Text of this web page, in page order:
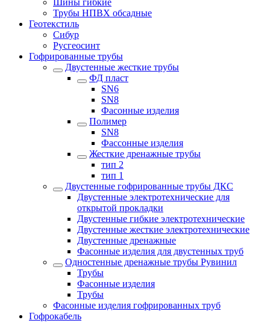
Трубы НПВХ обсадные
Геотекстиль
Сибур
Русгеосинт
Гофрированные трубы
Двустенные жесткие трубы
ФД пласт
SN6
SN8
Фасонные изделия
Полимер
SN8
Фассонные изделия
Жесткие дренажные трубы
тип 2
тип 1
Двустенные гофрированные трубы ДКС
Двустенные электротехнические для
открытой прокладки
Двустенные гибкие электротехнические
Двустенные жесткие электротехнические
Двустенные дренажные
Фасонные изделия для двустенных труб
Одностенные дренажные трубы Рувинил
Трубы
Фасонные изделия
Трубы
Фасонные изделия гофрированных труб
Гофрокабель